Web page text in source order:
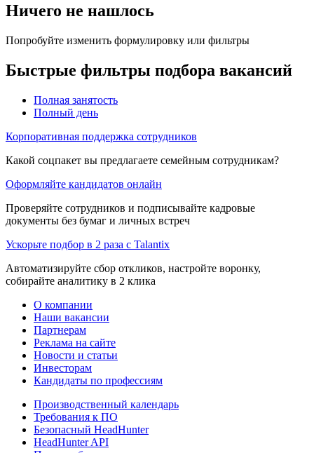
Ничего не нашлось
Попробуйте изменить формулировку или фильтры
Быстрые фильтры подбора вакансий
Полная занятость
Полный день
Корпоративная поддержка сотрудников
Какой соцпакет вы предлагаете семейным сотрудникам?
Оформляйте кандидатов онлайн
Проверяйте сотрудников и подписывайте кадровые
документы без бумаг и личных встреч
Ускорьте подбор в 2 раза с Talantix
Автоматизируйте сбор откликов, настройте воронку,
собирайте аналитику в 2 клика
О компании
Наши вакансии
Партнерам
Реклама на сайте
Новости и статьи
Инвесторам
Кандидаты по профессиям
Производственный календарь
Требования к ПО
Безопасный HeadHunter
HeadHunter API